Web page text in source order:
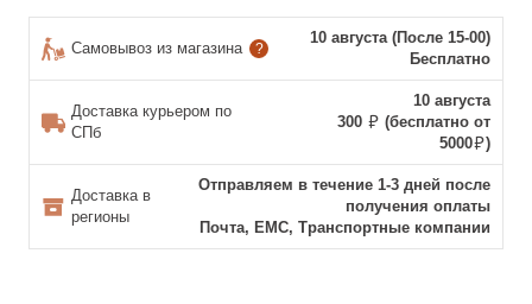
Самовывоз из магазина ?
10 августа (После 15-00)
Бесплатно
Доставка курьером по
СПб
10 августа
300
(бесплатно от
5000
)
Доставка в
регионы
Отправляем в течение 1-3 дней после
получения оплаты
Почта, ЕМС, Транспортные компании